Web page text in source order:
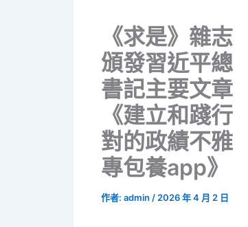
《求是》雜志
頒發習近平總
書記主要文章
《建立和踐行
對的政績不雅
專包養app》
作者: admin / 2026 年 4 月 2 日